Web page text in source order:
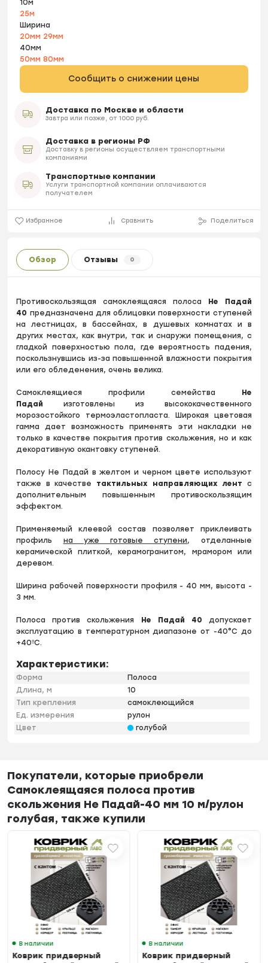
10м
25м
Ширина
20мм 29мм
40мм
50мм80мм
Сообщить о снижении цены
Доставка по Москве и области
Завтра или позже, от 1000 руб.
Доставка в регионы РФ
Доставку в регионы осуществляем транспортными
компаниями
Транспортные компании
Услуги транспортной компании оплачиваются
получателем
Избранное Сравнить Поделиться
Обзор Отзывы 0
Противоскользящая самоклеящаяся полоса
Не Падай
40 предназначена для облицовки поверхности ступеней
на лестницах, в бассейнах, в душевых комнатах и в
других местах, как внутри, так и снаружи помещения, с
гладкой поверхностью пола, где вероятность падения,
поскользнувшись из-за повышенной влажности покрытия
или его обледенения, очень велика.
Cамоклеящиеся профили семейства
Не
Падай
изготовлены из высококачественного
морозостойкого термоэластопласта. Широкая цветовая
гамма дает возможность применять эти накладки не
только в качестве покрытия против скольжения, но и как
декоративную окантовку ступеней.
Полосу Не Падай в желтом и черном цвете используют
также в качестве тактильных направляющих лент с
дополнительным повышенным противоскользящим
эффектом.
Применяемый клеевой состав позволяет приклеивать
профиль на уже готовые ступени, отделанные
керамической плиткой, керамогранитом, мрамором или
деревом.
Ширина рабочей поверхности профиля - 40 мм, высота -
3 мм.
Полоса против скольжения Не Падай 40 допускает
эксплуатацию в температурном диапазоне от -40°С до
+40ºС.
Характеристики:
Форма
Полоса
Длина, м
10
Тип крепления
самоклеющийся
Ед. измерения
рулон
Цвет
голубой
Покупатели, которые приобрели
Самоклеящаяся полоса против
скольжения Не Падай-40 мм 10 м/рулон
голубая, также купили
В наличии
Коврик придверный
В наличии
Коврик придверный